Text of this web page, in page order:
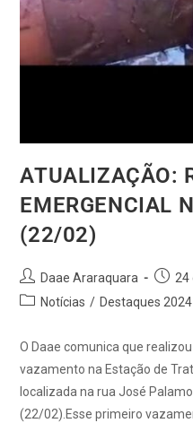
ATUALIZAÇÃO:
EMERGENCIAL
(22/02)
Daae Araraquara
24
Notícias / Destaques 2024
O Daae comunica que
vazamento na Estação de
localizada na rua José
(22/02).Esse primeiro